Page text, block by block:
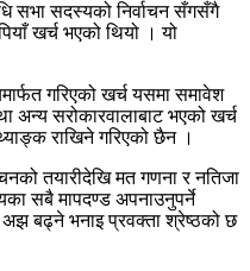
सभा सदस्यको निर्वाचन सँगसँगै
खर्च भएको थियो । यो
गरिएको खर्च यसमा समावेश
अन्य सरोकारवालाबाट भएको खर्च
राखिने गरिएको छैन ।
तयारीदेखि मत गणना र नतिजा
सबै मापदण्ड अपनाउनुपर्ने
बढ्ने भनाइ प्रवक्ता श्रेष्ठको छ